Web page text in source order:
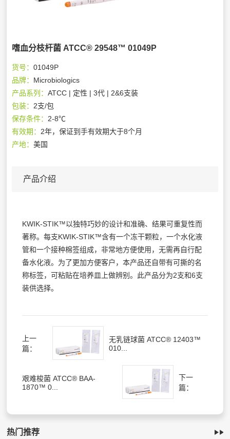
嗜血分枝杆菌 ATCC® 29548™ 01049P
货号：01049P
品牌： Microbiologics
产品系列：ATCC | 定性 | 3代 | 2&6支装
包装： 2支/包
保存条件： 2-8℃
有效期： 2年，保证到手有效期大于8个月
产地：美国
产品介绍
KWIK-STIK™以独特巧妙的设计和准确、结果可重复性而
著称。每支KWIK-STIK™含有一个冻干颗粒，一个水化液
管和一个接种棉签组成，非常地方便使用，无需再自行配
备水化液。为了更加方便客户，本产品还自带有可撕的名
称标签，可粘贴在培养皿上做辨别。此产品分为2支和6支
装供选择。
上一
篇：
无乳链球菌 ATCC® 12403™
010...
艰难梭菌 ATCC® BAA-
1870™ 0...
下一
篇：
热门推荐